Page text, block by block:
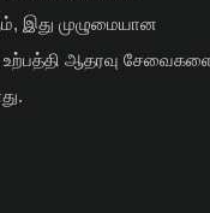
இது முழுமையான
உற்பத்தி ஆதரவு